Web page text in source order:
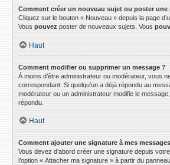
Comment créer un nouveau sujet ou poster une
Cliquez sur le bouton « Nouveau » depuis la page
Vous pouvez poster de nouveaux sujets, Vous
Haut
Comment modifier ou supprimer un message ?
À moins d’être administrateur ou modérateur, vous
correspondant. Si quelqu’un a déjà répondu au
modérateur ou un administrateur modifie le
répondu.
Haut
Comment ajouter une signature à mes
Vous devez d’abord créer une signature depuis
l’option « Attacher ma signature » à partir du